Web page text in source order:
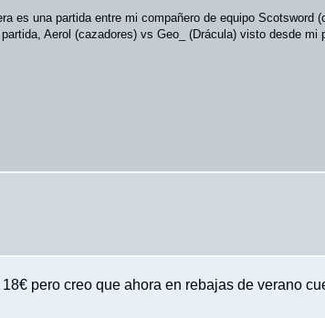
es una partida entre mi compañero de equipo Scotsword
Aerol (cazadores) vs Geo_ (Drácula) visto desde mi
pero creo que ahora en rebajas de verano